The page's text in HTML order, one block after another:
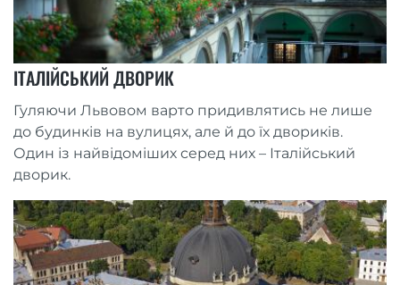
ІТАЛІЙСЬКИЙ ДВОРИК
Гуляючи Львовом варто придивлятись не лише
до будинків на вулицях, але й до їх двориків.
Один із найвідоміших серед них – Італійський
дворик.